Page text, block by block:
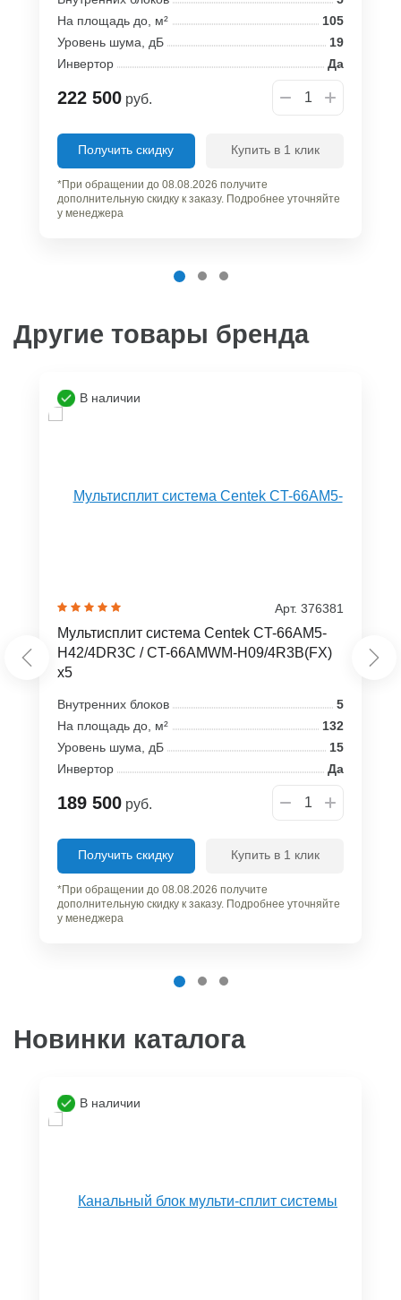
На площадь до, м²
105
Уровень шума, дБ
19
Инвертор
Да
222 500 руб.
Получить скидку Купить в 1 клик
*При обращении до 08.08.2026 получите
дополнительную скидку к заказу. Подробнее уточняйте
у менеджера
Другие товары бренда
В наличии
Арт. 376381
Мультисплит система Centek CT-66AM5-
H42/4DR3C / CT-66AMWM-H09/4R3B(FX)
x5
Внутренних блоков
5
На площадь до, м²
132
Уровень шума, дБ
15
Инвертор
Да
189 500 руб.
Получить скидку Купить в 1 клик
*При обращении до 08.08.2026 получите
дополнительную скидку к заказу. Подробнее уточняйте
у менеджера
Новинки каталога
В наличии